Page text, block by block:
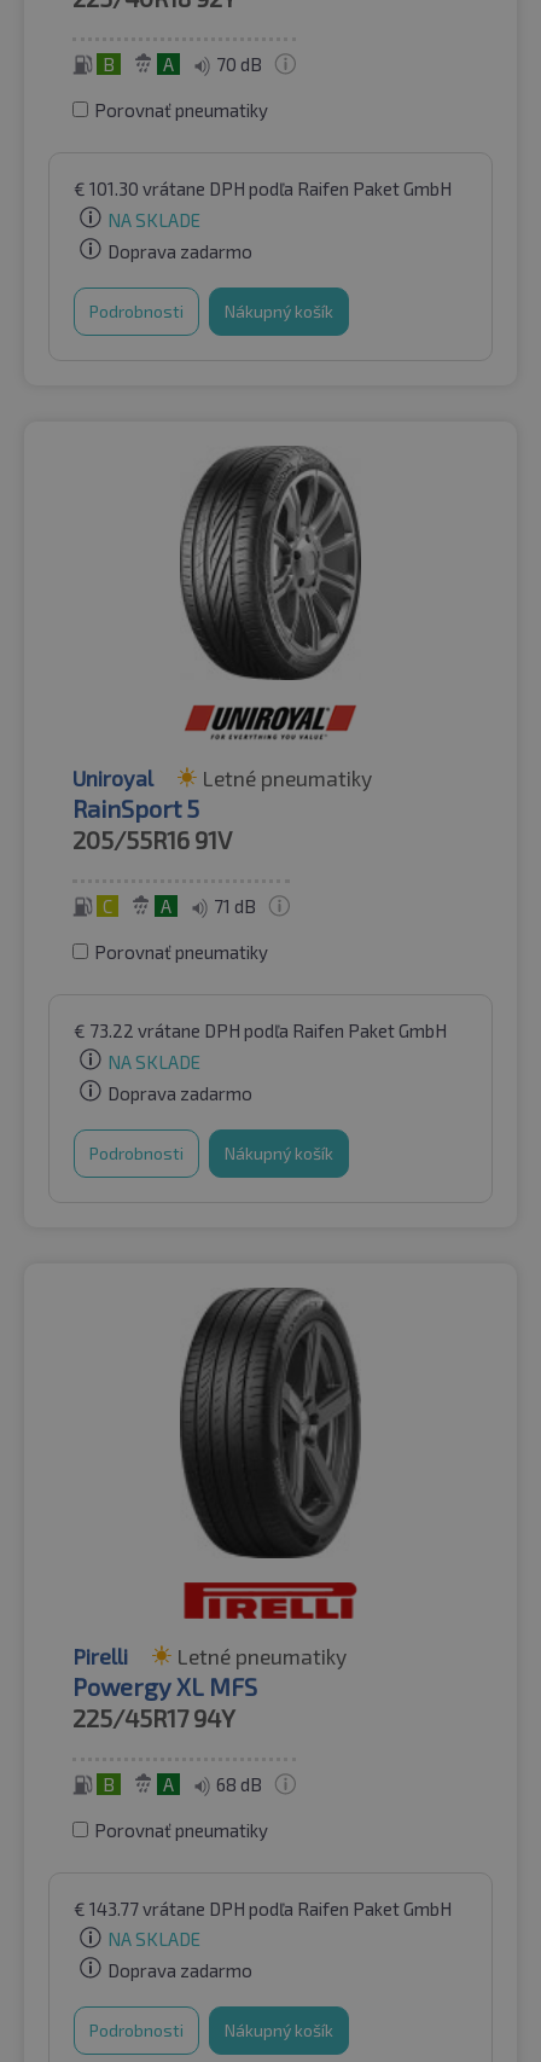
B A 70 dB
Porovnať pneumatiky
€ 101.30 vrátane DPH podľa Raifen Paket GmbH
NA SKLADE
Doprava zadarmo
Podrobnosti Nákupný košík
Uniroyal Letné pneumatiky
RainSport 5
205/55R16 91V
C A 71 dB
Porovnať pneumatiky
€ 73.22 vrátane DPH podľa Raifen Paket GmbH
NA SKLADE
Doprava zadarmo
Podrobnosti Nákupný košík
Pirelli Letné pneumatiky
Powergy XL MFS
225/45R17 94Y
B A 68 dB
Porovnať pneumatiky
€ 143.77vrátane DPH podľa Raifen Paket GmbH
NA SKLADE
Doprava zadarmo
Podrobnosti Nákupný košík